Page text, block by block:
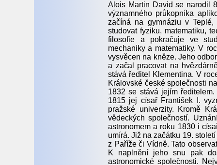
Alois Martin David se narodil
významného průkopníka
začíná na gymnáziu v
studovat fyziku, matematiku,
filosofie a pokračuje ve
mechaniky a matematiky. V
vysvěcen na kněze. Jeho
a začal pracovat na
stává ředitel Klementina. V
Královské české společnosti
1832 se stává jejím
1815 jej císař František I.
pražské univerzity. Kromě
vědeckých společností.
astronomem a roku 1830 i
umírá. Již na začátku 19.
z Paříže či Vídně. Tato
K naplnění jeho snu pak
astronomické společnosti.